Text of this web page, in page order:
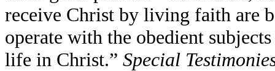
receive Christ by living faith are
operate with the obedient
life in Christ.” Special